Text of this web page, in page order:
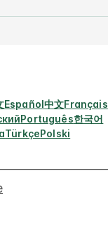
Español中文Français
Português한국어
TürkçePolski